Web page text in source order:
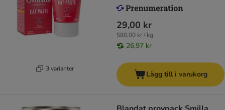
3 varianter
29,00 kr
580,00 kr / kg
26,97 kr
Lägg till i varukorg